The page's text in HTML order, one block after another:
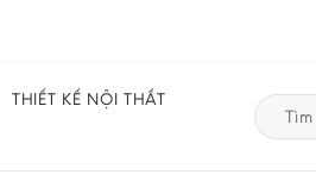
THIẾT KẾ NỘI THẤT
Search
for: